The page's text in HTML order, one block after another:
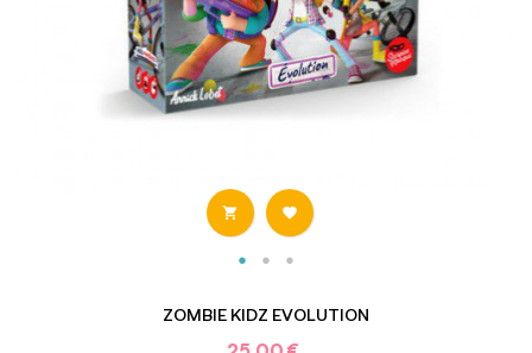
 
ZOMBIE KIDZ EVOLUTION